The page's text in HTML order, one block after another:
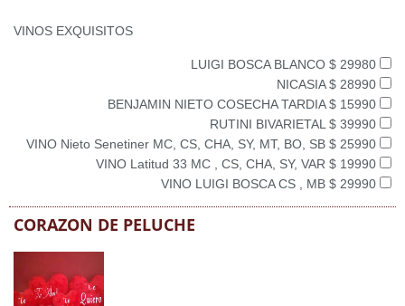
VINOS EXQUISITOS
LUIGI BOSCA BLANCO $ 29980
NICASIA $ 28990
BENJAMIN NIETO COSECHA TARDIA $ 15990
RUTINI BIVARIETAL $ 39990
VINO Nieto Senetiner MC, CS, CHA, SY, MT, BO, SB $ 25990
VINO Latitud 33 MC , CS, CHA, SY, VAR $ 19990
VINO LUIGI BOSCA CS , MB $ 29990
CORAZON DE PELUCHE